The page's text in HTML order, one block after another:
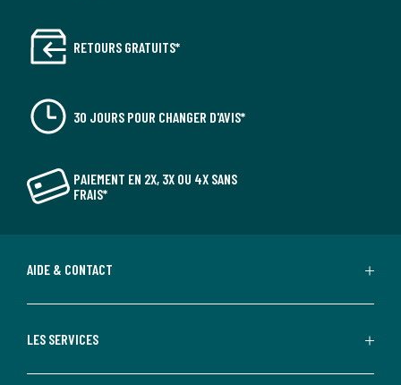
RETOURS GRATUITS*
30 JOURS POUR CHANGER D'AVIS*
PAIEMENT EN 2X, 3X OU 4X SANS
FRAIS*
AIDE & CONTACT
LES SERVICES